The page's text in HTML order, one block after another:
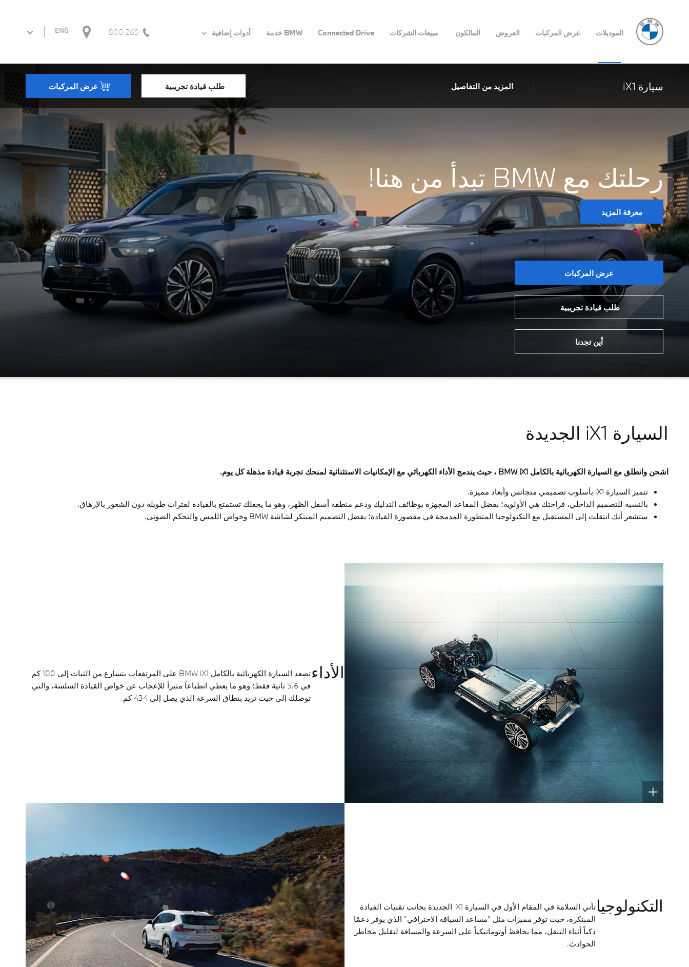
الموديلات عرض المركبات العروض المالكون مبيعات الشركات Connected Drive BMW خدمة أدوات إضافية 269 800
ENG
سيارة iX1 المزيد من التفاصيل طلب قيادة تجريبية عرض المركبات
رحلتك مع BMW تبدأ من هنا!
معرفة المزيد
عرض المركبات
طلب قيادة تجريبية
أين تجدنا
السيارة iX1 الجديدة
اشحن وانطلق مع السيارة الكهربائية بالكامل BMW iX1 ، حيث يندمج الأداء الكهربائي مع الإمكانيات الاستثنائية لمنحك تجربة قيادة مذهلة كل يوم.
تتميز السيارة iX1 بأسلوب تصميمي متجانس وأبعاد مميزة.
بالنسبة للتصميم الداخلي، فراحتك هي الأولوية؛ بفضل المقاعد المجهزة بوظائف التدليك ودعم منطقة أسفل الظهر، وهو ما يجعلك تستمتع بالقيادة لفترات طويلة دون الشعور بالإرهاق.
ستشعر أنك انتقلت إلى المستقبل مع التكنولوجيا المتطورة المدمجة في مقصورة القيادة؛ بفضل التصميم المبتكر لشاشة BMW وخواص اللمس والتحكم الصوتي.
الأداء
تصعد السيارة الكهربائية بالكامل BMW iX1 على المرتفعات بتسارع من الثبات إلى 100 كم
في 5.6 ثانية فقط؛ وهو ما يعطي انطباعاً مثيراً للإعجاب عن خواص القيادة السلسة، والتي
توصلك إلى حيث تريد بنطاق السرعة الذي يصل إلى 434 كم.
التكنولوجيا
تأتي السلامة في المقام الأول في السيارة iX1 الجديدة بجانب تقنيات القيادة
المبتكرة، حيث توفر مميزات مثل "مساعد السياقة الاحترافي" الذي يوفر دعمًا
ذكياً أثناء التنقل، مما يحافظ أوتوماتيكياً على السرعة والمسافة لتقليل مخاطر
الحوادث.